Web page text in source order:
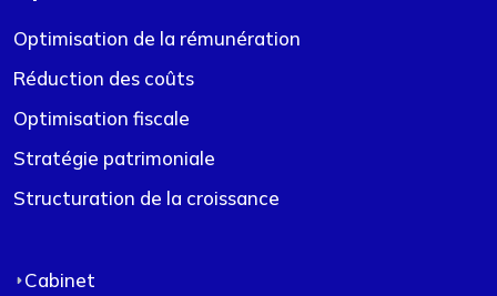
Optimisation de la rémunération
Réduction des coûts
Optimisation fiscale
Stratégie patrimoniale
Structuration de la croissance
Cabinet